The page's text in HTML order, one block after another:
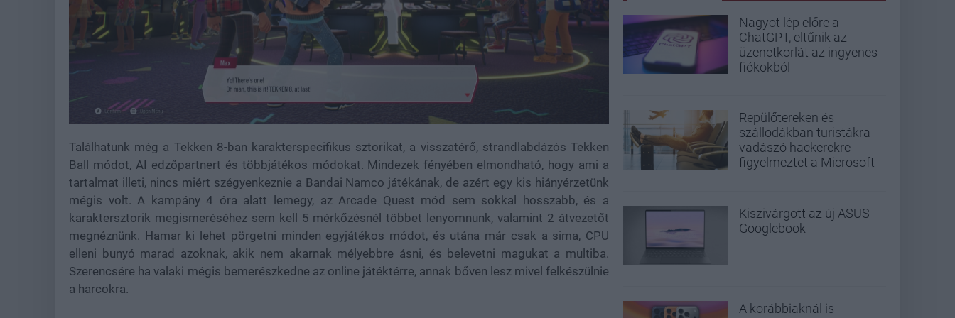
Találhatunk még a Tekken 8-ban karakterspecifikus sztorikat, a visszatérő, strandlabdázós Tekken
Ball módot, AI edzőpartnert és többjátékos módokat. Mindezek fényében elmondható, hogy ami a
tartalmat illeti, nincs miért szégyenkeznie a Bandai Namco játékának, de azért egy kis hiányérzetünk
mégis volt. A kampány 4 óra alatt lemegy, az Arcade Quest mód sem sokkal hosszabb, és a
karaktersztorik megismeréséhez sem kell 5 mérkőzésnél többet lenyomnunk, valamint 2 átvezetőt
megnéznünk. Hamar ki lehet pörgetni minden egyjátékos módot, és utána már csak a sima, CPU
elleni bunyó marad azoknak, akik nem akarnak mélyebbre ásni, és belevetni magukat a multiba.
Szerencsére ha valaki mégis bemerészkedne az online játéktérre, annak bőven lesz mivel felkészülnie
a harcokra.
Nagyot lép előre a
ChatGPT, eltűnik az
üzenetkorlát az ingyenes
fiókokból
Repülőtereken és
szállodákban turistákra
vadászó hackerekre
figyelmeztet a Microsoft
Kiszivárgott az új ASUS
Googlebook
A korábbiaknál is